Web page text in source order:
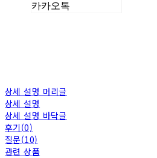
카카오톡
상세 설명 머리글
상세 설명
상세 설명 바닥글
후기(0)
질문(10)
관련 상품